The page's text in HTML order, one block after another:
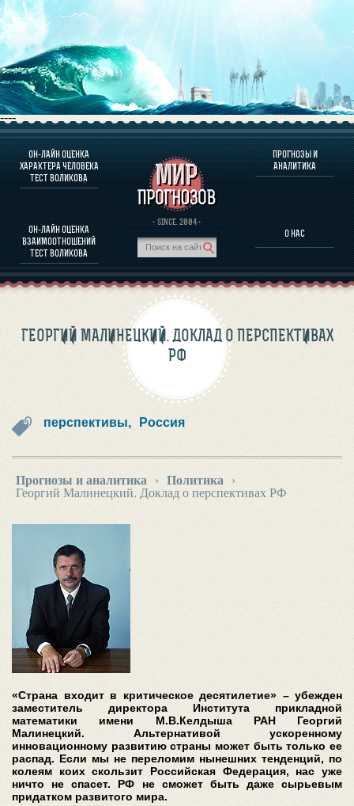
----
ОН-ЛАЙН ОЦЕНКА
ХАРАКТЕРА ЧЕЛОВЕКА
ТЕСТ ВОЛИКОВА
ОН-ЛАЙН ОЦЕНКА
ВЗАИМООТНОШЕНИЙ
ТЕСТ ВОЛИКОВА
· SINCE. 2004 ·
ПРОГНОЗЫ И
АНАЛИТИКА
О НАС
О ПРОГРАММЕ
ОЦЕНКА ХАРАКТЕРA ЧЕЛОВЕКА
ОЦЕНКА ХАРАКТЕРА ВЫДАЮЩИХСЯ ЛИЧНОСТЕЙ
О ПРОГРАММЕ
ПРОГНОЗЫ И АНАЛИТИКА
ГЕОРГИЙ МАЛИНЕЦКИЙ. ДОКЛАД О ПЕРСПЕКТИВАХ
РФ
перспективы, Россия
Прогнозы и аналитика › Политика
›
Георгий Малинецкий. Доклад о перспективах РФ
«Страна входит в критическое десятилетие» – убежден
заместитель директора Института прикладной
математики имени М.В.Келдыша РАН Георгий
Малинецкий. Альтернативой ускоренному
инновационному развитию страны может быть только ее
распад. Если мы не переломим нынешних тенденций, по
колеям коих скользит Российская Федерация, нас уже
ничто не спасет. РФ не сможет быть даже сырьевым
придатком развитого мира.